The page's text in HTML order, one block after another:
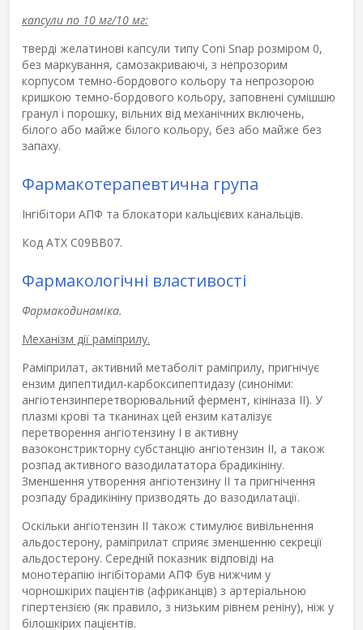
капсули по 10 мг/10 мг:
тверді желатинові капсули типу Coni Snap розміром 0,
без маркування, самозакриваючі, з непрозорим
корпусом темно-бордового кольору та непрозорою
кришкою темно-бордового кольору, заповнені сумішшю
гранул і порошку, вільних від механічних включень,
білого або майже білого кольору, без або майже без
запаху.
Фармакотерапевтична група
Інгібітори АПФ та блокатори кальцієвих канальців.
Код АТХ C09BB07.
Фармакологічні властивості
Фармакодинаміка.
Механізм дії раміприлу.
Раміприлат, активний метаболіт раміприлу, пригнічує
ензим дипептидил-карбоксипептидазу (синоніми:
ангіотензинперетворювальний фермент, кініназа II). У
плазмі крові та тканинах цей ензим каталізує
перетворення ангіотензину І в активну
вазоконстрикторну субстанцію ангіотензин ІІ, а також
розпад активного вазодилататора брадикініну.
Зменшення утворення ангіотензину ІІ та пригнічення
розпаду брадикініну призводять до вазодилатації.
Оскільки ангіотензин ІІ також стимулює вивільнення
альдостерону, раміприлат сприяє зменшенню секреції
альдостерону. Середній показник відповіді на
монотерапію інгібіторами АПФ був нижчим у
чорношкірих пацієнтів (африканців) з артеріальною
гіпертензією (як правило, з низьким рівнем реніну), ніж у
білошкірих пацієнтів.